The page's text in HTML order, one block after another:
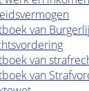
van
van
van